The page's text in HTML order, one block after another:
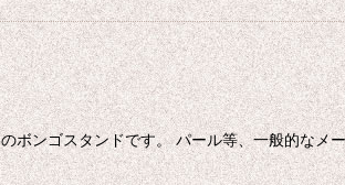
ンゴスタンドです。 パール等、一般的なメ